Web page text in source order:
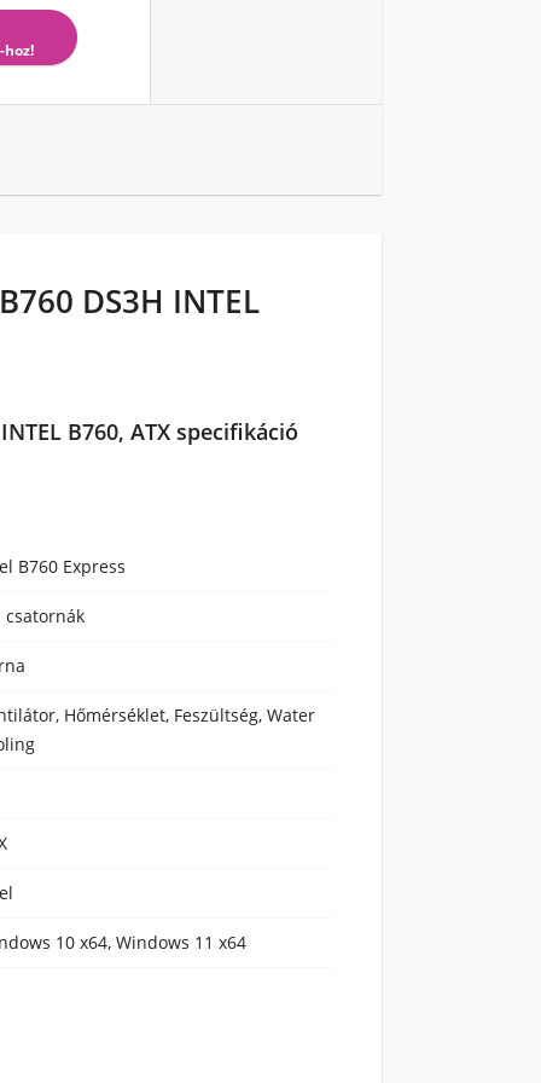
DS3H INTEL
B760, ATX specifikáció
B760 Express
csatornák
Hőmérséklet, Feszültség, Water
10 x64, Windows 11 x64